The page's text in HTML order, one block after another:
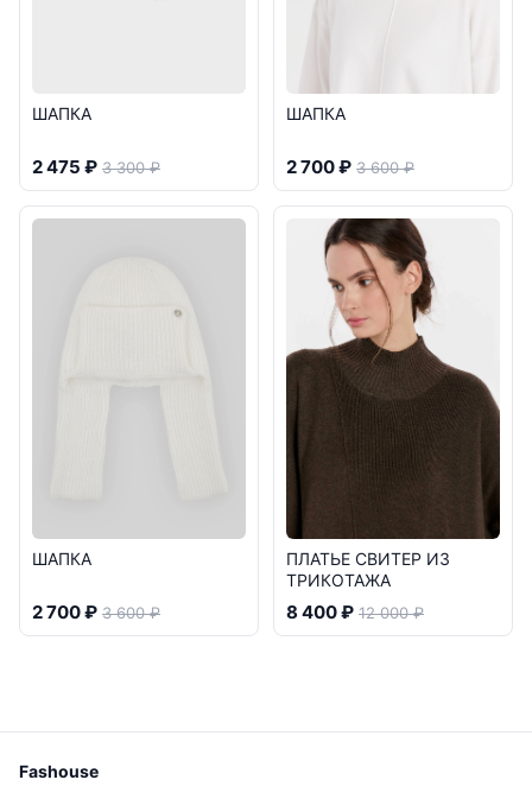
ШАПКА
2 475 ₽ 3 300 ₽
ШАПКА
2 700 ₽ 3 600 ₽
ШАПКА
2 700 ₽ 3 600 ₽
ПЛАТЬЕ СВИТЕР ИЗ
ТРИКОТАЖА
8 400 ₽ 12 000 ₽
Fashouse